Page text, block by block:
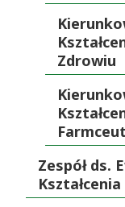
Zdrowiu
Zespół ds.
Kształcenia